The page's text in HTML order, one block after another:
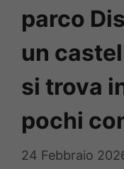
parco
un
si trova
pochi
24 Febbraio